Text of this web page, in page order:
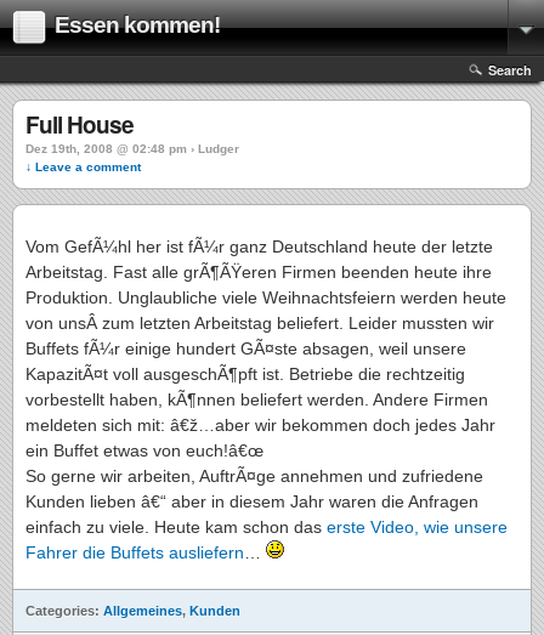
Essen kommen!
Search
Full House
Dez 19th, 2008 @ 02:48 pm › Ludger
↓ Leave a comment
Vom GefÃ¼hl her ist fÃ¼r ganz Deutschland heute der letzte
Arbeitstag. Fast alle grÃ¶ÃŸeren Firmen beenden heute ihre
Produktion. Unglaubliche viele Weihnachtsfeiern werden heute
von unsÂ zum letzten Arbeitstag beliefert. Leider mussten wir
Buffets fÃ¼r einige hundert GÃ¤ste absagen, weil unsere
KapazitÃ¤t voll ausgeschÃ¶pft ist. Betriebe die rechtzeitig
vorbestellt haben, kÃ¶nnen beliefert werden. Andere Firmen
meldeten sich mit: â€ž…aber wir bekommen doch jedes Jahr
ein Buffet etwas von euch!â€œ
So gerne wir arbeiten, AuftrÃ¤ge annehmen und zufriedene
Kunden lieben â€“ aber in diesem Jahr waren die Anfragen
einfach zu viele. Heute kam schon das erste Video, wie unsere
Fahrer die Buffets ausliefern
Categories: Allgemeines, Kunden